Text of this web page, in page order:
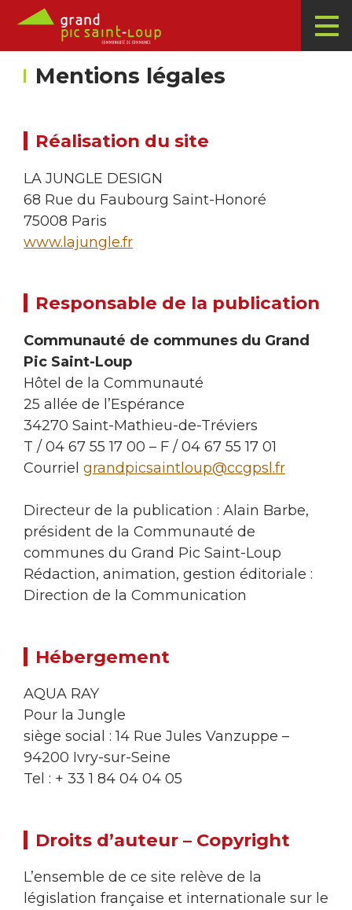
Mentions légales
Réalisation du site
LA JUNGLE DESIGN
68 Rue du Faubourg Saint-Honoré
75008 Paris
www.lajungle.fr
Responsable de la publication
Communauté de communes du Grand
Pic Saint-Loup
Hôtel de la Communauté
25 allée de l’Espérance
34270 Saint-Mathieu-de-Tréviers
T / 04 67 55 17 00 – F / 04 67 55 17 01
Courriel grandpicsaintloup@ccgpsl.fr
Directeur de la publication : Alain Barbe,
président de la Communauté de
communes du Grand Pic Saint-Loup
Rédaction, animation, gestion éditoriale :
Direction de la Communication
Hébergement
AQUA RAY
Pour la Jungle
siège social : 14 Rue Jules Vanzuppe –
94200 Ivry-sur-Seine
Tel : + 33 1 84 04 04 05
Droits d’auteur – Copyright
L’ensemble de ce site relève de la
législation française et internationale sur le